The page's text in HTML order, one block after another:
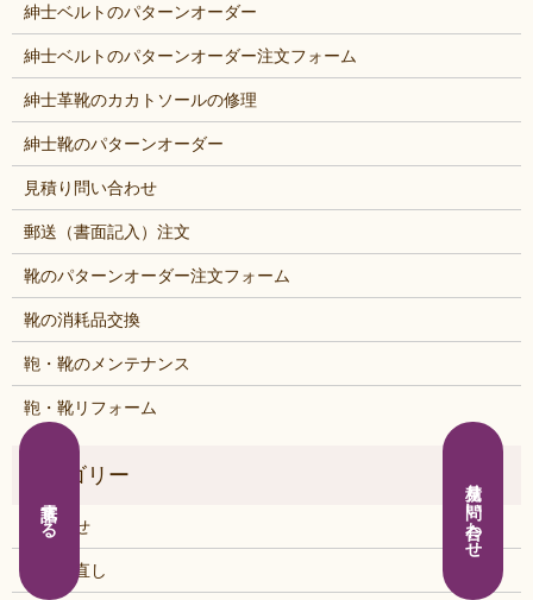
紳士ベルトのパターンオーダー
紳士ベルトのパターンオーダー注文フォーム
紳士革靴のカカトソールの修理
紳士靴のパターンオーダー
見積り問い合わせ
郵送（書面記入）注文
靴のパターンオーダー注文フォーム
靴の消耗品交換
鞄・靴のメンテナンス
鞄・靴リフォーム
お知らせ
くつの直し
電話する 見積り問い合わせ